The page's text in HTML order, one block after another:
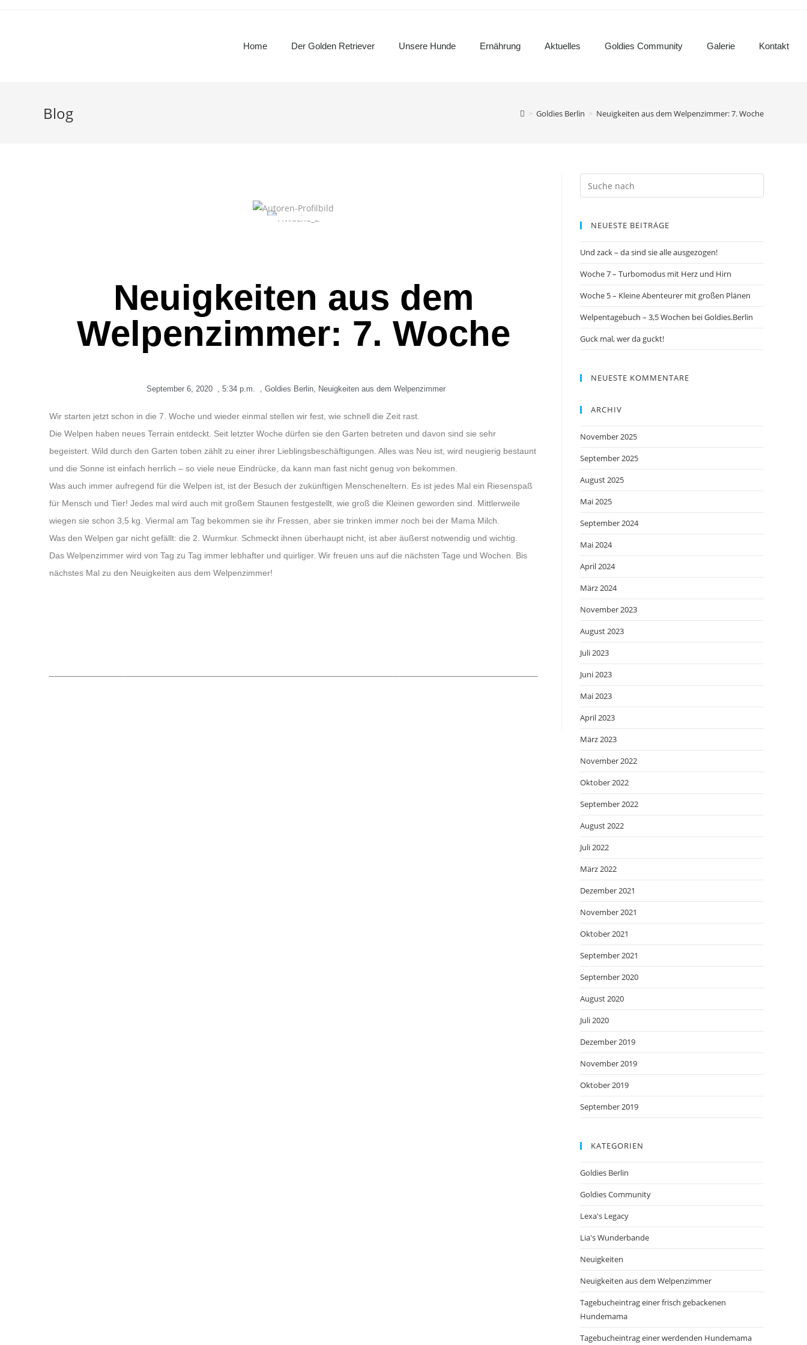
Home Der Golden Retriever Unsere Hunde Ernährung Aktuelles Goldies Community Galerie Kontakt
Blog > Goldies Berlin > Neuigkeiten aus dem Welpenzimmer: 7. Woche
Neuigkeiten aus dem
Welpenzimmer: 7. Woche
September 6, 2020 5:34 p.m. Goldies Berlin, Neuigkeiten aus dem Welpenzimmer
Wir starten jetzt schon in die 7. Woche und wieder einmal stellen wir fest, wie schnell die Zeit rast.
Die Welpen haben neues Terrain entdeckt. Seit letzter Woche dürfen sie den Garten betreten und davon sind sie sehr
begeistert. Wild durch den Garten toben zählt zu einer ihrer Lieblingsbeschäftigungen. Alles was Neu ist, wird neugierig bestaunt
und die Sonne ist einfach herrlich – so viele neue Eindrücke, da kann man fast nicht genug von bekommen.
Was auch immer aufregend für die Welpen ist, ist der Besuch der zukünftigen Menscheneltern. Es ist jedes Mal ein Riesenspaß
für Mensch und Tier! Jedes mal wird auch mit großem Staunen festgestellt, wie groß die Kleinen geworden sind. Mittlerweile
wiegen sie schon 3,5 kg. Viermal am Tag bekommen sie ihr Fressen, aber sie trinken immer noch bei der Mama Milch.
Was den Welpen gar nicht gefällt: die 2. Wurmkur. Schmeckt ihnen überhaupt nicht, ist aber äußerst notwendig und wichtig.
Das Welpenzimmer wird von Tag zu Tag immer lebhafter und quirliger. Wir freuen uns auf die nächsten Tage und Wochen. Bis
nächstes Mal zu den Neuigkeiten aus dem Welpenzimmer!
NEUESTE BEITRÄGE
Und zack – da sind sie alle ausgezogen!
Woche 7 – Turbomodus mit Herz und Hirn
Woche 5 – Kleine Abenteurer mit großen Plänen
Welpentagebuch – 3,5 Wochen bei Goldies.Berlin
Guck mal, wer da guckt!
NEUESTE KOMMENTARE
ARCHIV
November 2025
September 2025
August 2025
Mai 2025
September 2024
Mai 2024
April 2024
März 2024
November 2023
August 2023
Juli 2023
Juni 2023
Mai 2023
April 2023
März 2023
November 2022
Oktober 2022
September 2022
August 2022
Juli 2022
März 2022
Dezember 2021
November 2021
Oktober 2021
September 2021
September 2020
August 2020
Juli 2020
Dezember 2019
November 2019
Oktober 2019
September 2019
KATEGORIEN
Goldies Berlin
Goldies Community
Lexa's Legacy
Lia's Wunderbande
Neuigkeiten
Neuigkeiten aus dem Welpenzimmer
Tagebucheintrag einer frisch gebackenen
Hundemama
Tagebucheintrag einer werdenden Hundemama